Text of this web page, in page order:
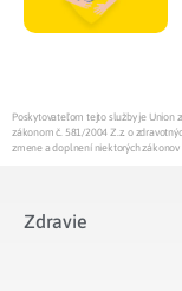
Poskytovateľom tejto služby je Union
zákonom č. 581/2004 Z.z. o
zmene a doplnení niektorých zákonov
Zdravie